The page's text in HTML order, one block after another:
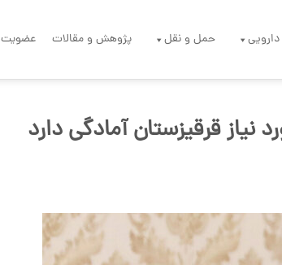
حمل و نقل پژوهش و مقالات عضویت
نیاز قرقیزستان آمادگی دارد